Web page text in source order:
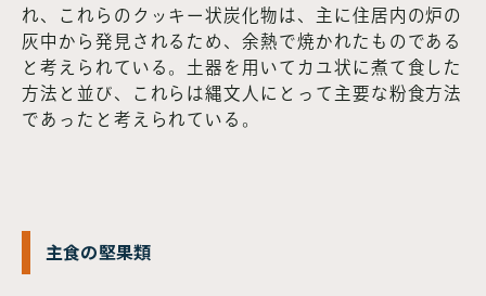
れ、これらのクッキー状炭化物は、主に住居内の炉の
灰中から発見されるため、余熱で焼かれたものである
と考えられている。土器を用いてカユ状に煮て食した
方法と並び、これらは縄文人にとって主要な粉食方法
であったと考えられている。
主食の堅果類